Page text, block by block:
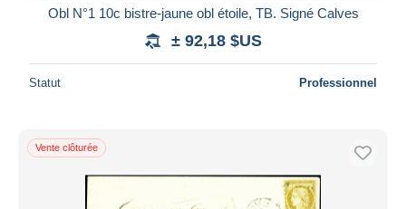
Obl N°1 10c bistre-jaune obl étoile, TB. Signé Calves
± 92,18 $US
Statut Professionnel
Vente clôturée